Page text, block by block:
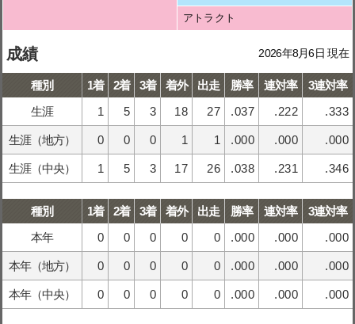
アトラクト
成績 2026年8月6日 現在
種別 1着 2着 3着 着外 出走 勝率 連対率
3連対率
生涯
1 5 3 18 27 .037 .222 .333
生涯（地方） 0 0 0 1 1 .000 .000 .000
生涯（中央） 1 5 3 17 26 .038 .231 .346
種別 1着 2着 3着 着外 出走 勝率 連対率
3連対率
本年
0 0 0 0 0 .000 .000 .000
本年（地方） 0 0 0 0 0 .000 .000 .000
本年（中央） 0 0 0 0 0 .000 .000 .000